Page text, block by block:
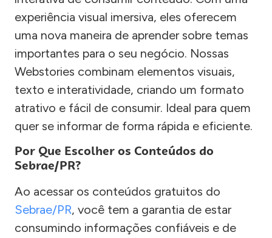
experiência visual imersiva, eles oferecem
uma nova maneira de aprender sobre temas
importantes para o seu negócio. Nossas
Webstories combinam elementos visuais,
texto e interatividade, criando um formato
atrativo e fácil de consumir. Ideal para quem
quer se informar de forma rápida e eficiente.
Por Que Escolher os Conteúdos do
Sebrae/PR?
Ao acessar os conteúdos gratuitos do
Sebrae/PR, você tem a garantia de estar
consumindo informações confiáveis e de